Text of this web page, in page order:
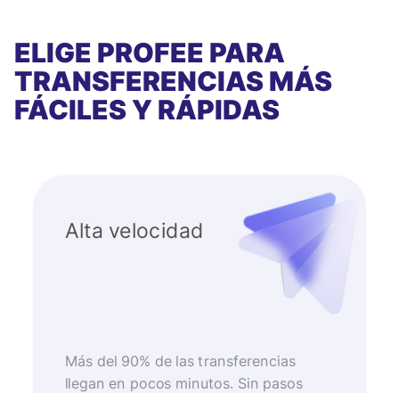
ELIGE PROFEE PARA
TRANSFERENCIAS MÁS
FÁCILES Y RÁPIDAS
Alta velocidad
Más del 90% de las transferencias
llegan en pocos minutos. Sin pasos